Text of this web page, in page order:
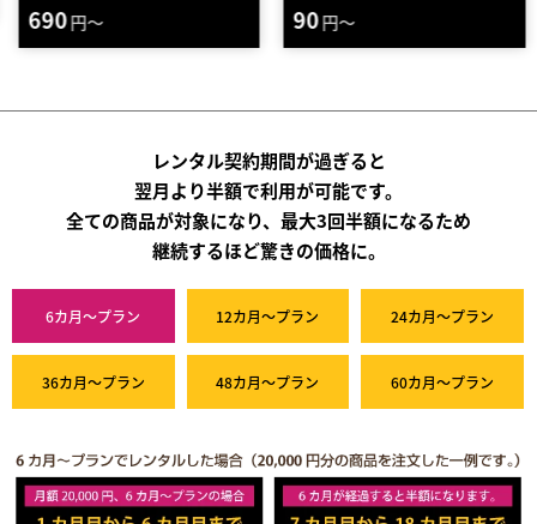
690円～ 90円～
レンタル契約期間が過ぎると
翌月より半額で利用が可能です。
全ての商品が対象になり、最大3回半額になるため
継続するほど驚きの価格に。
6カ月～プラン 12カ月～プラン 24カ月～プラン
36カ月～プラン 48カ月～プラン 60カ月～プラン